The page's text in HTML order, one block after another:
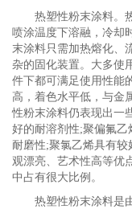
热塑性粉末涂料。
喷涂温度下溶融，冷却
末涂料只需加热熔化、
杂的固化装置。大多使
件下都可满足使用性能
高，着色水平低，与金
性粉末涂料仍表现出一
好的耐溶剂性;聚偏氟
耐磨性;聚氯乙烯具有
观漂亮、艺术性高等优
中占有很大比例。
热塑性粉末涂料是